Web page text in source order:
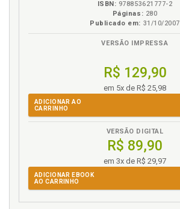
ISBN: 978853621777-2
Páginas: 280
Publicado em: 31/10/2007
VERSÃO IMPRESSA
R$ 129,90
em 5x de R$ 25,98
ADICIONAR AO
CARRINHO
VERSÃO DIGITAL
R$ 89,90
em 3x de R$ 29,97
ADICIONAR EBOOK
AO CARRINHO